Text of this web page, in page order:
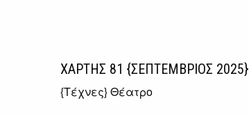
ΧΑΡΤΗΣ 81 {ΣΕΠΤΕΜΒΡΙΟΣ 2025}
{Τέχνες} Θέατρο